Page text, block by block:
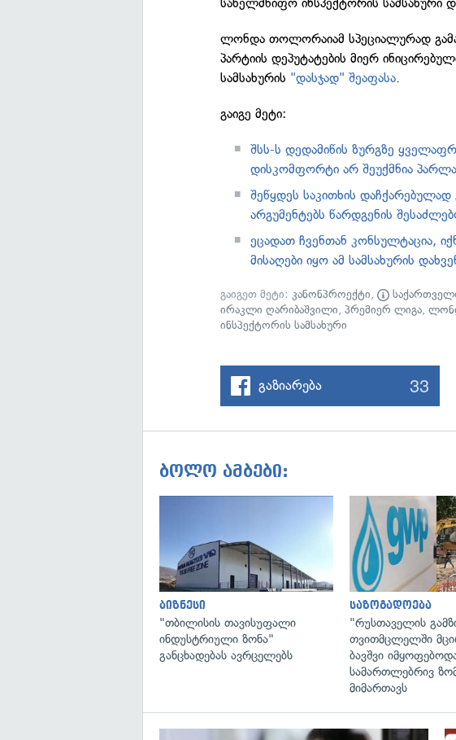
ლონდა თოლორაიამ სპეციალურად
პარტიის დეპუტატების მიერ
სამსახურის "დასჯად" შეაფასა.
გაიგე მეტი:
შსს-ს დედამიწის ზურგზე
დისკომფორტი არ შეუქმნია
შეწყდეს საკითხის დაჩქარებულად
არგუმენტებს წარდგენის
ეცადათ ჩვენთან კონსულტაცია,
მისაღები იყო ამ სამსახურის
გაიგეთ მეტი:კანონპროექტი,
ირაკლი ღარიბაშვილი,პრემიერ ლიგა,
ინსპექტორის სამსახური
გაზიარება 33
ბოლო ამბები:
გადახედვა
ბიზნესი
"თბილისის თავისუფალი
ინდუსტრიული ზონა"
განცხადებას ავრცელებს
საზოგადოება
"რუსთაველის
თვითმცლელში
ბავშვი
სამართლებრივ
მიმართავს